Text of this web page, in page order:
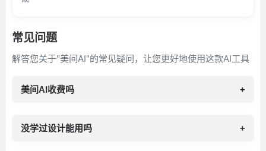
常见问题
解答您关于"美间AI"的常见疑问，让您更好地使用这款AI工具
美间AI收费吗 +
没学过设计能用吗 +